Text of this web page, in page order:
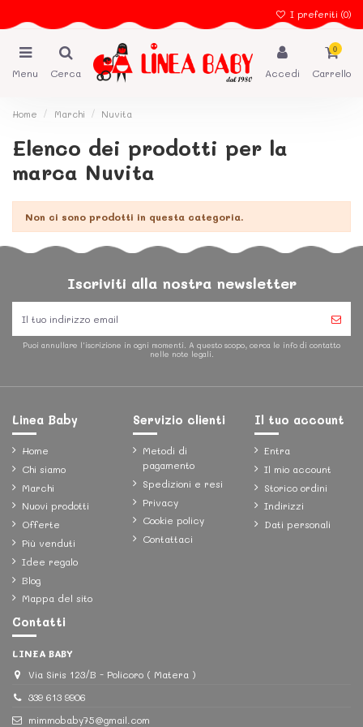
I preferiti (0)
Menu Cerca Accedi
0
Carrello
Home Marchi Nuvita
Elenco dei prodotti per la
marca Nuvita
Non ci sono prodotti in questa categoria.
Iscriviti alla nostra newsletter
Puoi annullare l'iscrizione in ogni momenti. A questo scopo, cerca le info di contatto
nelle note legali.
Linea Baby
Home
Chi siamo
Marchi
Nuovi prodotti
Offerte
Più venduti
Idee regalo
Blog
Mappa del sito
Servizio clienti
Metodi di
pagamento
Spedizioni e resi
Privacy
Cookie policy
Contattaci
Il tuo account
Entra
Il mio account
Storico ordini
Indirizzi
Dati personali
Contatti
LINEA BABY
Via Siris 123/B - Policoro ( Matera )
339 613 9906
mimmobaby75@gmail.com